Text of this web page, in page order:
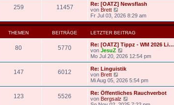
259 11457
Re: [OATZ] Newsflash
von Brett
e
u
e
s
t
e
r
B
e
i
r
g
Fr Jul 03, 2026 8:29 am
THEMEN BEITRÄGE LETZTER BEITRAG
80 5770
Re: [OATZ] Tippz - WM 2026 Li…
von JesuZ
e
u
e
t
r
B
e
Mo Jul 20, 2026 12:54 pm
147 6012
Re: Linguistik
von Brett
e
u
e
s
t
Mi Aug 05, 2026 5:54 pm
123 5526
Re: Öffentliches Rauchverbot
von Bergsalz
e